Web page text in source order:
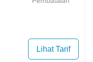
Lihat Tarif